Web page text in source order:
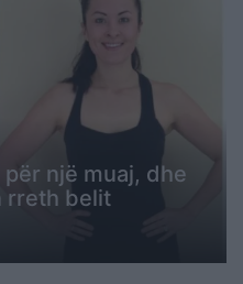
një muaj, dhe
rreth belit